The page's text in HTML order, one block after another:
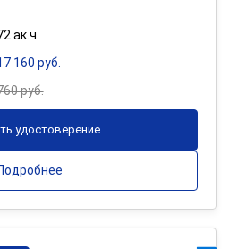
ак.ч
160 руб.
руб.
удостоверение